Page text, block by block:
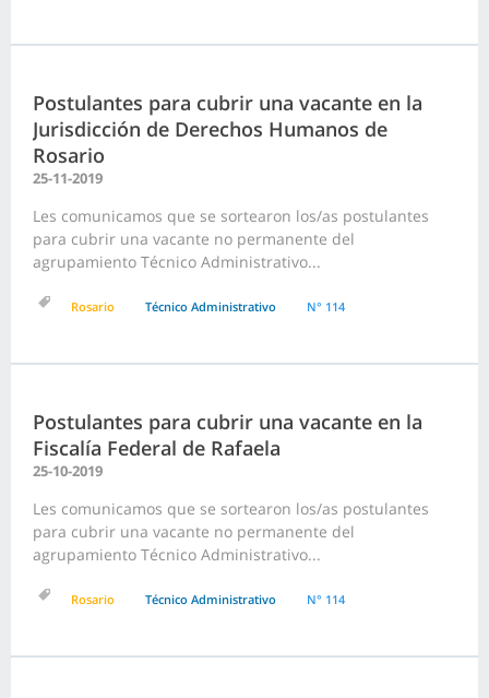
Postulantes para cubrir una vacante en la
Jurisdicción de Derechos Humanos de
Rosario
25-11-2019
Les comunicamos que se sortearon los/as postulantes
para cubrir una vacante no permanente del
agrupamiento Técnico Administrativo...
Rosario Técnico Administrativo N° 114
Postulantes para cubrir una vacante en la
Fiscalía Federal de Rafaela
25-10-2019
Les comunicamos que se sortearon los/as postulantes
para cubrir una vacante no permanente del
agrupamiento Técnico Administrativo...
Rosario Técnico Administrativo N° 114